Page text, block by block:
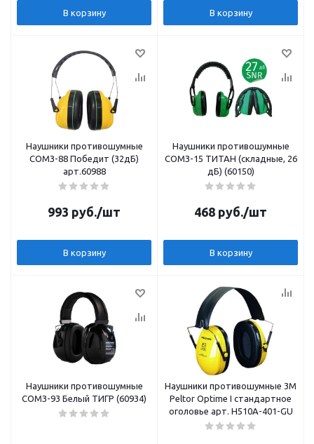
В корзину В корзину
Наушники противошумные
СОМЗ-88 Победит (32дБ)
арт.60988
993 руб./шт
В корзину
Наушники противошумные
СОМЗ-15 ТИТАН (складные, 26
дБ) (60150)
468 руб./шт
В корзину
Наушники противошумные
СОМЗ-93 Белый ТИГР (60934)
Наушники противошумные 3М
Peltor Optime I стандартное
оголовье арт. H510A-401-GU